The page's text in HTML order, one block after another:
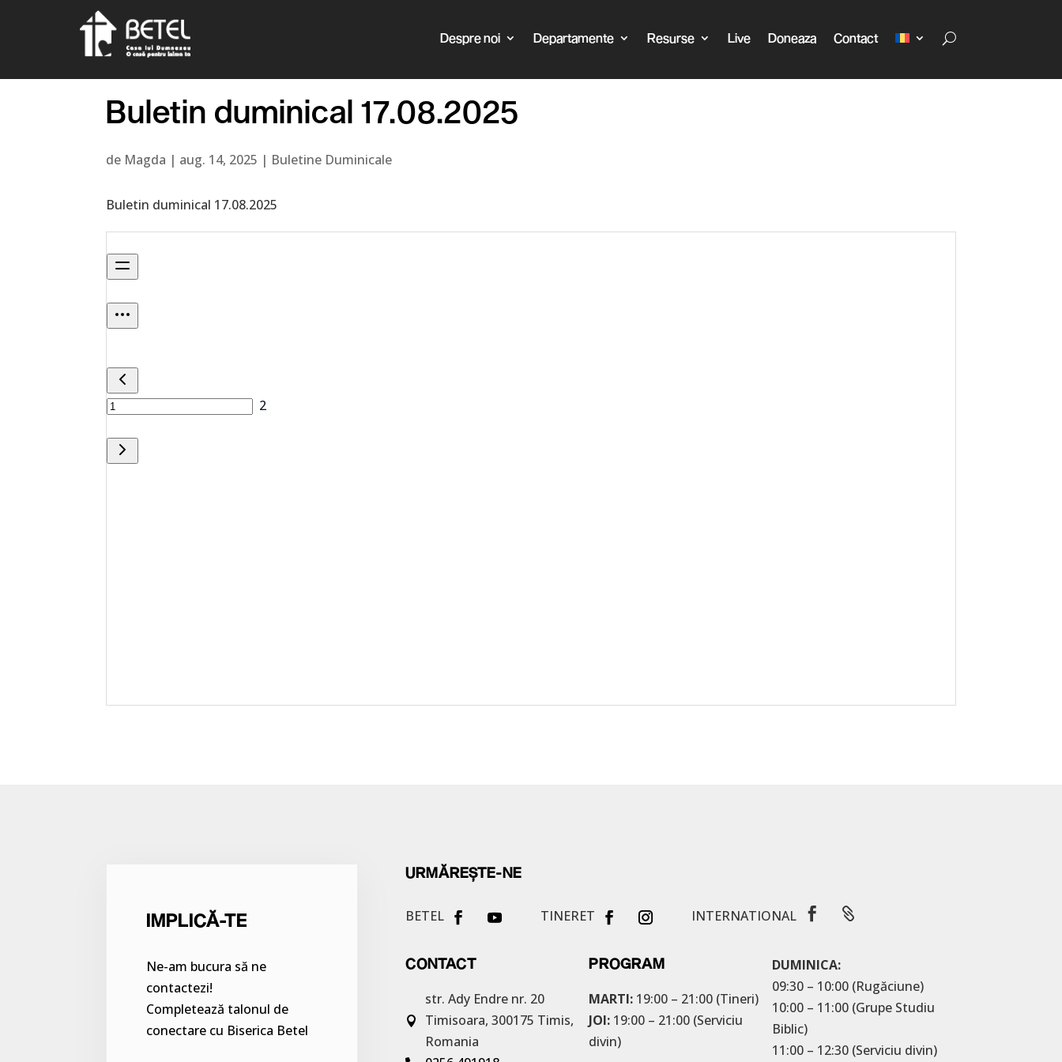
Despre noi Departamente Resurse Live Doneaza Contact
Buletin duminical 17.08.2025
de Magda | aug. 14, 2025 | Buletine Duminicale
Buletin duminical 17.08.2025
IMPLICĂ-TE
Ne-am bucura să ne
contactezi!
Completează talonul de
conectare cu Biserica Betel
URMĂREȘTE-NE
BETEL TINERET INTERNATIONAL  
CONTACT

str. Ady Endre nr. 20
Timisoara, 300175 Timis,
Romania
PROGRAM
MARTI: 19:00 – 21:00 (Tineri)
JOI: 19:00 – 21:00 (Serviciu
divin)
DUMINICA:
09:30 – 10:00 (Rugăciune)
10:00 – 11:00 (Grupe Studiu
Biblic)
11:00 – 12:30 (Serviciu divin)